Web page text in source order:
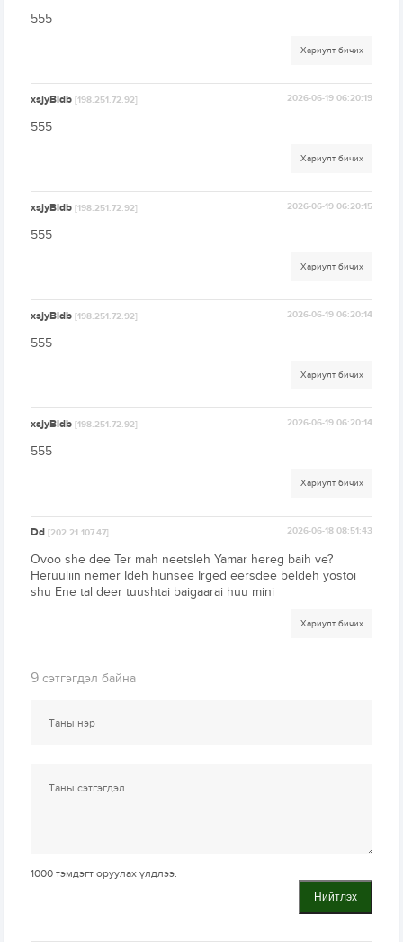
555
Хариулт бичих
xsjyBldb[198.251.72.92] 2026-06-19 06:20:19
555
Хариулт бичих
xsjyBldb[198.251.72.92] 2026-06-19 06:20:15
555
Хариулт бичих
xsjyBldb[198.251.72.92] 2026-06-19 06:20:14
555
Хариулт бичих
xsjyBldb[198.251.72.92] 2026-06-19 06:20:14
555
Хариулт бичих
Dd[202.21.107.47] 2026-06-18 08:51:43
Ovoo she dee Ter mah neetsleh Yamar hereg baih ve?
Heruuliin nemer Ideh hunsee Irged eersdee beldeh yostoi
shu Ene tal deer tuushtai baigaarai huu mini
Хариулт бичих
9 сэтгэгдэл байна
1000 тэмдэгт оруулах үлдлээ.
Нийтлэх